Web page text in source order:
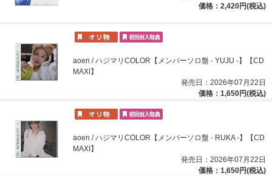
価格：2,420円(税込)
aoen / ハジマリCOLOR【メンバーソロ盤 - YUJU -】【CD
MAXI】
発売日：2026年07月22日
価格：1,650円(税込)
aoen / ハジマリCOLOR【メンバーソロ盤 - RUKA -】【CD
MAXI】
発売日：2026年07月22日
価格：1,650円(税込)